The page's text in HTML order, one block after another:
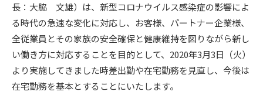
長：大脇 文雄）は、新型コロナウイルス感染症の影響によ
る時代の急速な変化に対応し、お客様、パートナー企業様、
全従業員とその家族の安全確保と健康維持を図りながら新し
い働き方に対応することを目的として、2020年3月3日（火）
より実施してきました時差出勤や在宅勤務を見直し、今後は
在宅勤務を基本とすることにいたします。